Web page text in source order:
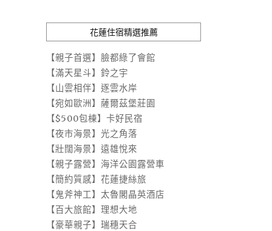
花蓮住宿精選推薦
【親子首選】臉都綠了會館
【滿天星斗】鈴之宇
【山雲相伴】逐雲水岸
【宛如歐洲】薩爾茲堡莊園
【$500包棟】卡好民宿
【夜市海景】光之角落
【壯闊海景】遠雄悅來
【親子露營】海洋公園露營車
【簡約質感】花蓮捷絲旅
【鬼斧神工】太魯閣晶英酒店
【百大旅館】理想大地
【豪華親子】瑞穗天合